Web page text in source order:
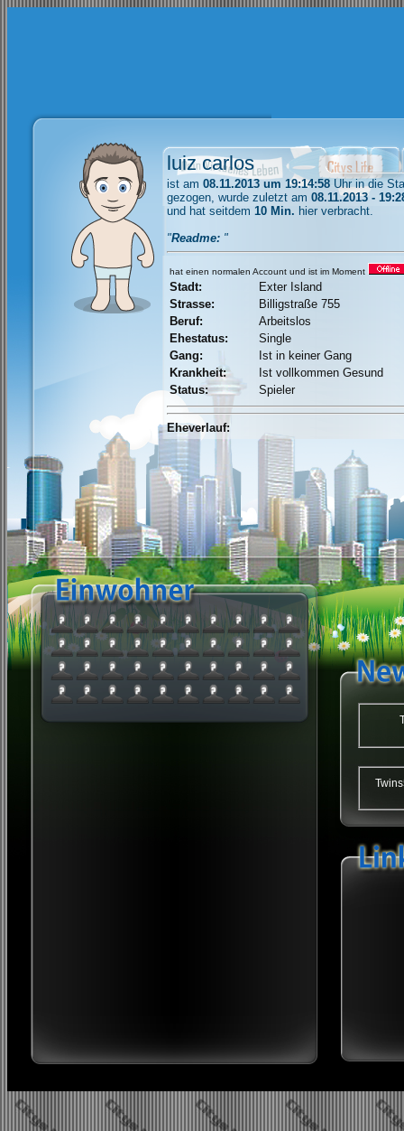
luiz carlos
ist am 08.11.2013 um 19:14:58 Uhr in die
gezogen, wurde zuletzt am 08.11.2013 -
und hat seitdem 10 Min. hier verbracht.
"Readme: "
hat einen normalen Account und ist im Moment
Stadt:
Exter Island
Strasse:
Billigstraße 755
Beruf:
Arbeitslos
Ehestatus:
Single
Gang:
Ist in keiner Gang
Krankheit:
Ist vollkommen Gesund
Status:
Spieler
Eheverlauf:
Twins59 :